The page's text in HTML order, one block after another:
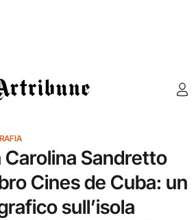
Sandretto
Cines de Cuba: un
sull’isola